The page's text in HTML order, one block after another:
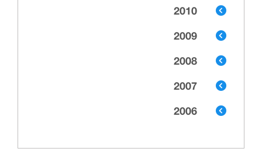
2010
2009
2008
2007
2006